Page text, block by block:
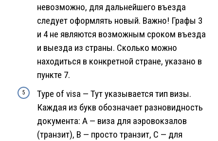
невозможно, для дальнейшего въезда
следует оформлять новый. Важно! Графы 3
и 4 не являются возможным сроком въезда
и выезда из страны. Сколько можно
находиться в конкретной стране, указано в
пункте 7.
Type of visa — Тут указывается тип визы.
Каждая из букв обозначает разновидность
документа: А — виза для аэровокзалов
(транзит), B — просто транзит, C — для